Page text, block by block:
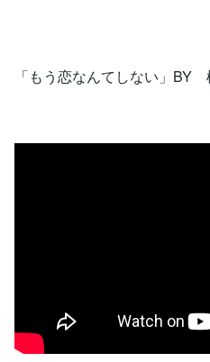
「もう恋なんてしない」BY